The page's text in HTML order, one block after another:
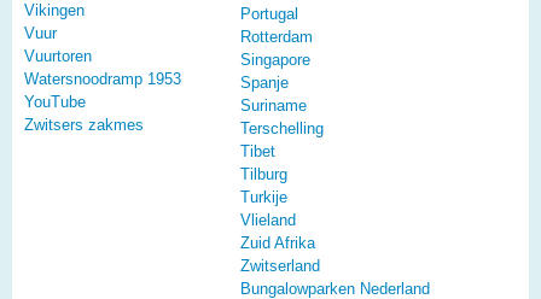
Vikingen
Vuur
Vuurtoren
Watersnoodramp 1953
YouTube
Zwitsers zakmes
Portugal
Rotterdam
Singapore
Spanje
Suriname
Terschelling
Tibet
Tilburg
Turkije
Vlieland
Zuid Afrika
Zwitserland
Bungalowparken Nederland